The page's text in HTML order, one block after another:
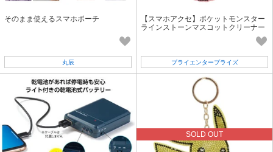
そのまま使えるスマホポーチ
丸辰
【スマホアクセ】ポケットモンスター
ラインストーンマスコットクリーナー
ブライエンタープライズ
SOLD OUT